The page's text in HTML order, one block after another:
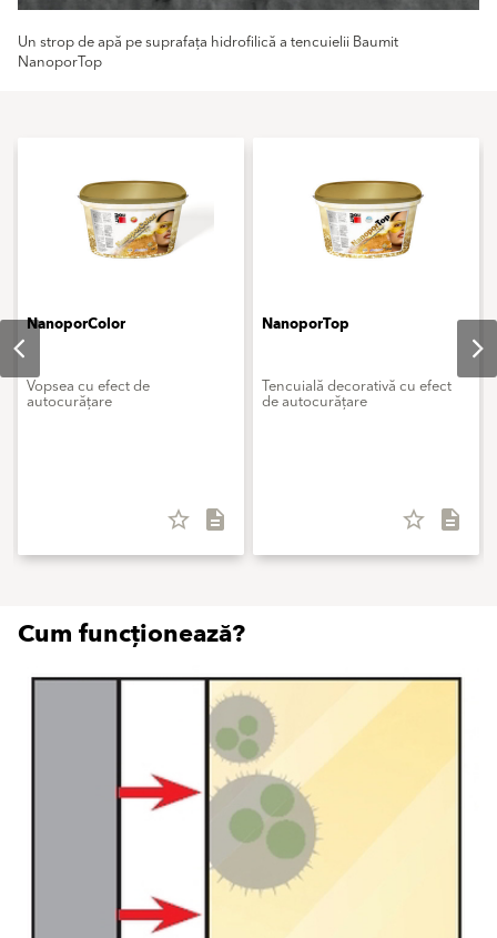
Un strop de apă pe suprafața hidrofilică a tencuielii Baumit
NanoporTop
NanoporColor
Vopsea cu efect de
autocurățare
star_border description
NanoporTop
Tencuială decorativă cu efect
de autocurățare
star_border description
Cum funcționează?